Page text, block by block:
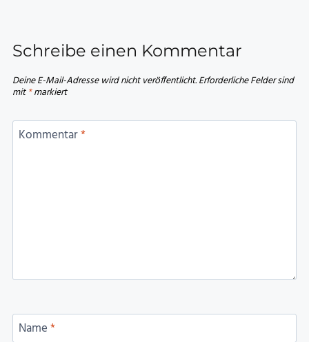
Schreibe einen Kommentar
Deine E-Mail-Adresse wird nicht veröffentlicht.Erforderliche Felder sind
mit*markiert
Kommentar*
Name*